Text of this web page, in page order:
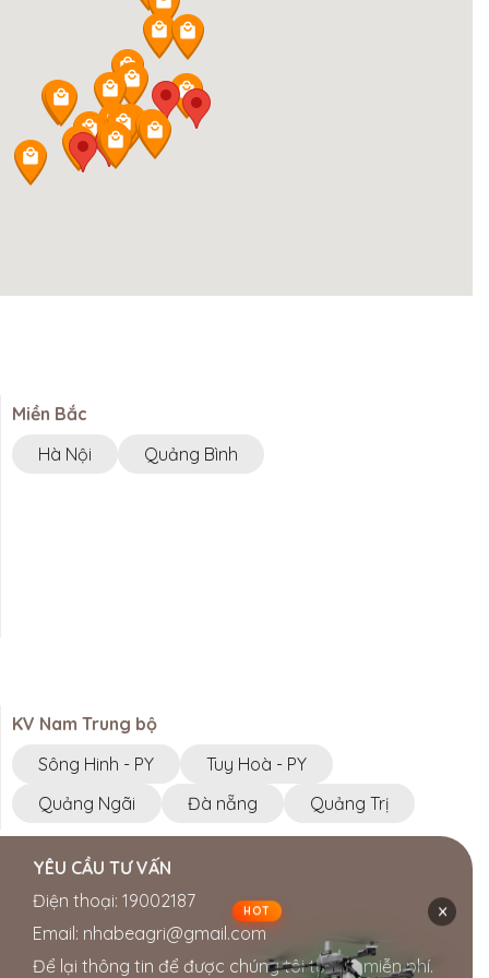
Miền Bắc
Hà Nội
Quảng Bình
KV Nam Trung bộ
Sông Hinh - PY
Tuy Hoà - PY
Quảng Ngãi
Đà nẵng Quảng Trị
YÊU CẦU TƯ VẤN
Điện thoại: 19002187
Email: nhabeagri@gmail.com
Để lại thông tin để được chúng tôi tư vấn miễn phí.
HOT ×